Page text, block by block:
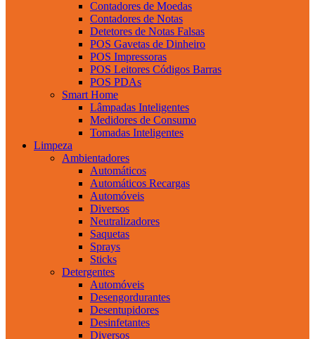
Contadores de Moedas
Contadores de Notas
Detetores de Notas Falsas
POS Gavetas de Dinheiro
POS Impressoras
POS Leitores Códigos Barras
POS PDAs
Smart Home
Lâmpadas Inteligentes
Medidores de Consumo
Tomadas Inteligentes
Limpeza
Ambientadores
Automáticos
Automáticos Recargas
Automóveis
Diversos
Neutralizadores
Saquetas
Sprays
Sticks
Detergentes
Automóveis
Desengordurantes
Desentupidores
Desinfetantes
Diversos